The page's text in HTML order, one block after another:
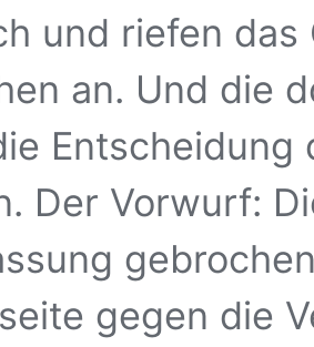
und riefen
an. Und die
Der Vorwurf:
gegen die